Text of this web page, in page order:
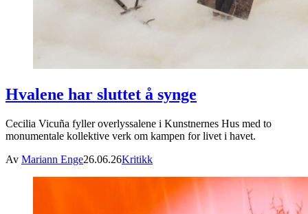
Hvalene har sluttet å synge
Cecilia Vicuña fyller overlyssalene i Kunstnernes Hus med to
monumentale kollektive verk om kampen for livet i havet.
Av Mariann Enge26.06.26Kritikk